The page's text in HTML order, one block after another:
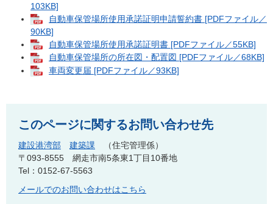
103KB]
自動車保管場所使用承諾証明申請誓約書 [PDFファイル／
90KB]
自動車保管場所使用承諾証明書 [PDFファイル／55KB]
自動車保管場所の所在図・配置図 [PDFファイル／68KB]
車両変更届 [PDFファイル／93KB]
このページに関するお問い合わせ先
建設港湾部 建築課
住宅管理係
〒093-8555
網走市南5条東1丁目10番地
Tel：0152-67-5563
メールでのお問い合わせはこちら